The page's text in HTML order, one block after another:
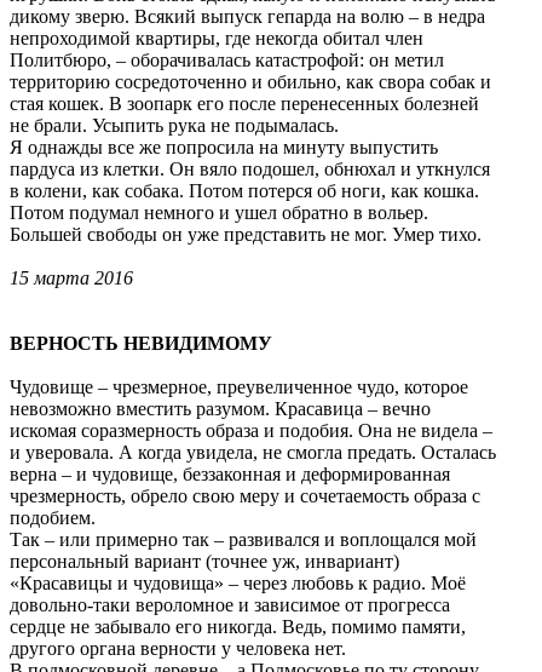
дикому зверю. Всякий выпуск гепарда на волю – в недра
непроходимой квартиры, где некогда обитал член
Политбюро, – оборачивалась катастрофой: он метил
территорию сосредоточенно и обильно, как свора собак и
стая кошек. В зоопарк его после перенесенных болезней
не брали. Усыпить рука не подымалась.
Я однажды все же попросила на минуту выпустить
пардуса из клетки. Он вяло подошел, обнюхал и уткнулся
в колени, как собака. Потом потерся об ноги, как кошка.
Потом подумал немного и ушел обратно в вольер.
Большей свободы он уже представить не мог. Умер тихо.
15 марта 2016
ВЕРНОСТЬ НЕВИДИМОМУ
Чудовище – чрезмерное, преувеличенное чудо, которое
невозможно вместить разумом. Красавица – вечно
искомая соразмерность образа и подобия. Она не видела –
и уверовала. А когда увидела, не смогла предать. Осталась
верна – и чудовище, беззаконная и деформированная
чрезмерность, обрело свою меру и сочетаемость образа с
подобием.
Так – или примерно так – развивался и воплощался мой
персональный вариант (точнее уж, инвариант)
«Красавицы и чудовища» – через любовь к радио. Моё
довольно-таки вероломное и зависимое от прогресса
сердце не забывало его никогда. Ведь, помимо памяти,
другого органа верности у человека нет.